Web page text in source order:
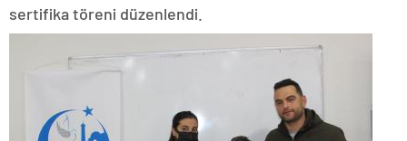
sertifika töreni düzenlendi.